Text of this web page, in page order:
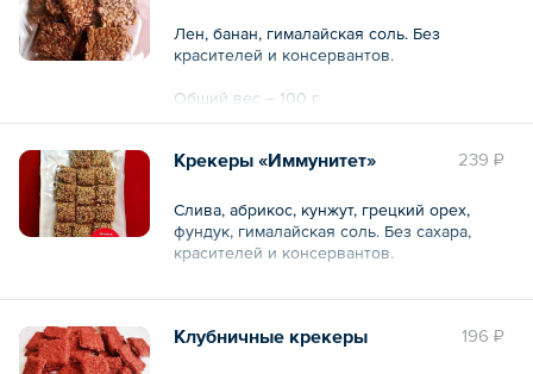
Лен, банан, гималайская соль. Без
красителей и консервантов.
Общий вес – 100 г
239 ₽
Крекеры «Иммунитет»
Слива, абрикос, кунжут, грецкий орех,
фундук, гималайская соль. Без сахара,
красителей и консервантов.
Общий вес – 100 г
196 ₽
Клубничные крекеры